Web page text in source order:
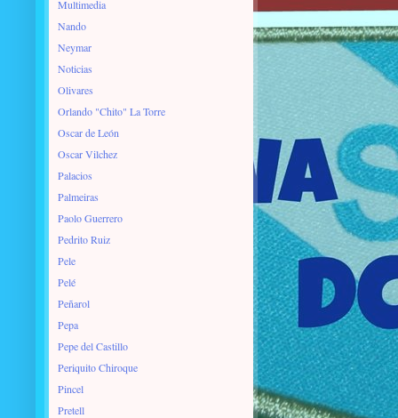
Multimedia
Nando
Neymar
Noticias
Olivares
Orlando "Chito" La Torre
Oscar de León
Oscar Vilchez
Palacios
Palmeiras
Paolo Guerrero
Pedrito Ruiz
Pele
Pelé
Peñarol
Pepa
Pepe del Castillo
Periquito Chiroque
Pincel
Pretell